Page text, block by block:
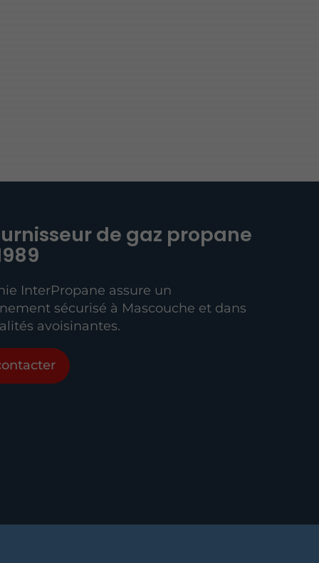
de gaz propane
InterPropane assure un
sécurisé à Mascouche et dans
avoisinantes.